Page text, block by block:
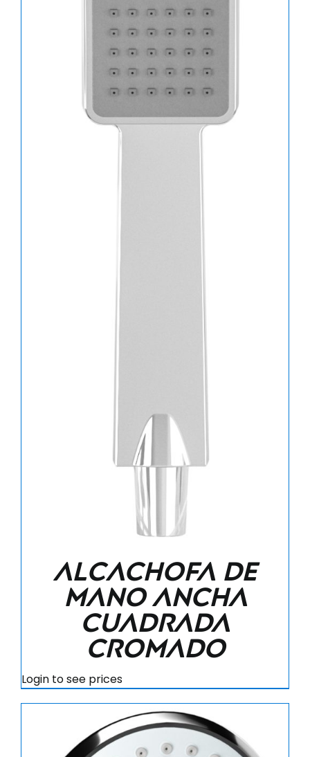
Alcachofa de
mano ancha
cuadrada
cromado
Login to see prices